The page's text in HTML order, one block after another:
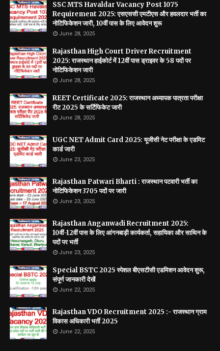
SSC MTS Havaldar Vacancy Post 1075
Requirement 2025: एसएससी एमटीएस और हवलदार भर्ती का
नोटिफिकेशन जारी, 10वीं पास के लिए आवेदन शुरू
June 28, 2025
Rajasthan High Court Driver Recruitment
2025: राजस्थान हाईकोर्ट में 12वीं पास ड्राइवर के 58 पदों पर
नोटिफिकेशन जारी
June 28, 2025
REET Certificate 2025: राजस्थान अध्यापक पात्रता परीक्षा
रीट 2025 के सर्टिफिकेट जारी
June 28, 2025
UGC NET Admit Card 2025: यूजीसी नेट परीक्षा के एडमिट
कार्ड जारी
June 23, 2025
Rajasthan Patwari Bharti : राजस्थान पटवारी भर्ती का
नोटिफिकेशन 3705 पदों पर जारी
June 23, 2025
Rajasthan Anganwadi Recruitment 2025:
10वीं-12वीं पास के लिए आंगनबाड़ी कार्यकर्ता, सहायिका और साथिन के
पदों पर भर्ती
June 23, 2025
Special BSTC 2025 स्पेशल बीएसटीसी एडमिशन आवेदन शुरू,
संपूर्ण जानकारी देखें
June 22, 2025
Rajasthan VDO Recruitment 2025 :- राजस्थान ग्राम
विकास अधिकारी भर्ती 2025
June 22, 2025